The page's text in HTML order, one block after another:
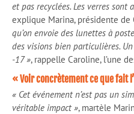
et pas recyclées. Les verres sont
explique Marina, présidente de
qu’on envoie des lunettes à
des visions bien particulières.
-17 », rappelle Caroline, l’une
« Voir concrètement ce que fait
« Cet événement n’est pas un
véritable impact », martèle